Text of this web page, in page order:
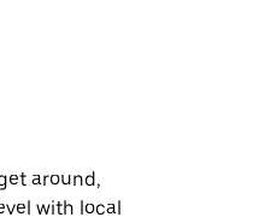
around,
with local